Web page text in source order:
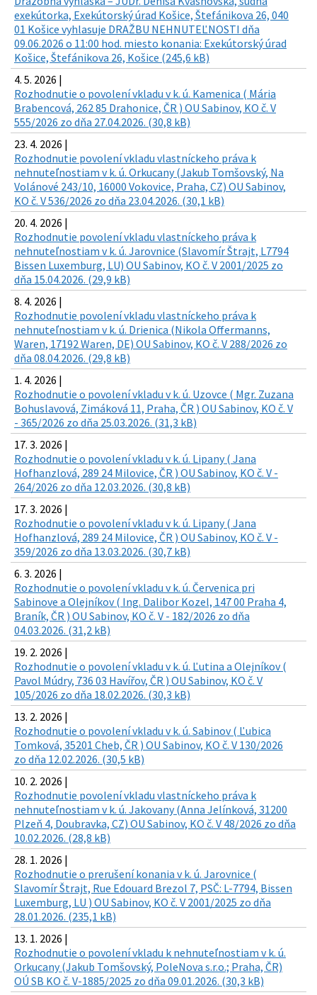
exekútorka, Exekútorský úrad Košice, Štefánikova 26, 040
01 Košice vyhlasuje DRAŽBU NEHNUTEĽNOSTI dňa
09.06.2026 o 11:00 hod. miesto konania: Exekútorský úrad
Košice, Štefánikova 26, Košice (245,6 kB)
4. 5. 2026 |
Rozhodnutie o povolení vkladu v k. ú. Kamenica ( Mária
Brabencová, 262 85 Drahonice, ČR ) OU Sabinov, KO č. V
555/2026 zo dňa 27.04.2026. (30,8 kB)
23. 4. 2026 |
Rozhodnutie povolení vkladu vlastníckeho práva k
nehnuteľnostiam v k. ú. Orkucany (Jakub Tomšovský, Na
Volánové 243/10, 16000 Vokovice, Praha, CZ) OU Sabinov,
KO č. V 536/2026 zo dňa 23.04.2026. (30,1 kB)
20. 4. 2026 |
Rozhodnutie povolení vkladu vlastníckeho práva k
nehnuteľnostiam v k. ú. Jarovnice (Slavomír Štrajt, L7794
Bissen Luxemburg, LU) OU Sabinov, KO č. V 2001/2025 zo
dňa 15.04.2026. (29,9 kB)
8. 4. 2026 |
Rozhodnutie povolení vkladu vlastníckeho práva k
nehnuteľnostiam v k. ú. Drienica (Nikola Offermanns,
Waren, 17192 Waren, DE) OU Sabinov, KO č. V 288/2026 zo
dňa 08.04.2026. (29,8 kB)
1. 4. 2026 |
Rozhodnutie o povolení vkladu v k. ú. Uzovce ( Mgr. Zuzana
Bohuslavová, Zimáková 11, Praha, ČR ) OU Sabinov, KO č. V
- 365/2026 zo dňa 25.03.2026. (31,3 kB)
17. 3. 2026 |
Rozhodnutie o povolení vkladu v k. ú. Lipany ( Jana
Hofhanzlová, 289 24 Milovice, ČR ) OU Sabinov, KO č. V -
264/2026 zo dňa 12.03.2026. (30,8 kB)
17. 3. 2026 |
Rozhodnutie o povolení vkladu v k. ú. Lipany ( Jana
Hofhanzlová, 289 24 Milovice, ČR ) OU Sabinov, KO č. V -
359/2026 zo dňa 13.03.2026. (30,7 kB)
6. 3. 2026 |
Rozhodnutie o povolení vkladu v k. ú. Červenica pri
Sabinove a Olejníkov ( Ing. Dalibor Kozel, 147 00 Praha 4,
Braník, ČR ) OU Sabinov, KO č. V - 182/2026 zo dňa
04.03.2026. (31,2 kB)
19. 2. 2026 |
Rozhodnutie o povolení vkladu v k. ú. Ľutina a Olejníkov (
Pavol Múdry, 736 03 Havířov, ČR ) OU Sabinov, KO č. V
105/2026 zo dňa 18.02.2026. (30,3 kB)
13. 2. 2026 |
Rozhodnutie o povolení vkladu v k. ú. Sabinov ( Ľubica
Tomková, 35201 Cheb, ČR ) OU Sabinov, KO č. V 130/2026
zo dňa 12.02.2026. (30,5 kB)
10. 2. 2026 |
Rozhodnutie povolení vkladu vlastníckeho práva k
nehnuteľnostiam v k. ú. Jakovany (Anna Jelínková, 31200
Plzeň 4, Doubravka, CZ) OU Sabinov, KO č. V 48/2026 zo dňa
10.02.2026. (28,8 kB)
28. 1. 2026 |
Rozhodnutie o prerušení konania v k. ú. Jarovnice (
Slavomír Štrajt, Rue Edouard Brezol 7, PSČ: L-7794, Bissen
Luxemburg, LU ) OU Sabinov, KO č. V 2001/2025 zo dňa
28.01.2026. (235,1 kB)
13. 1. 2026 |
Rozhodnutie o povolení vkladu k nehnuteľnostiam v k. ú.
Orkucany (Jakub Tomšovský, PoleNova s.r.o.; Praha, ČR)
OÚ SB KO č. V-1885/2025 zo dňa 09.01.2026. (30,3 kB)